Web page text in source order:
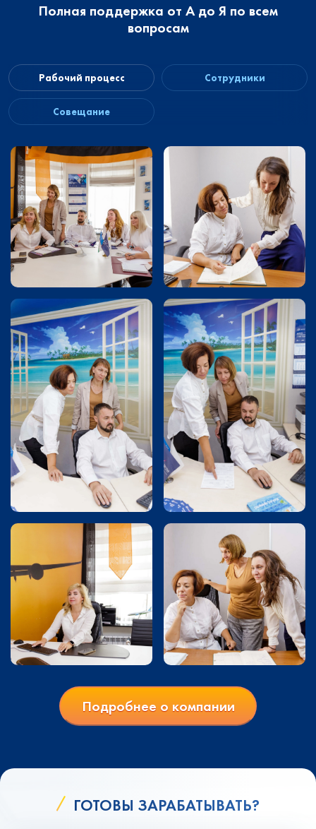
Полная поддержка от А до Я по всем
вопросам
Рабочий процесс Сотрудники
Совещание
Подробнее о компании
ГОТОВЫ ЗАРАБАТЫВАТЬ?